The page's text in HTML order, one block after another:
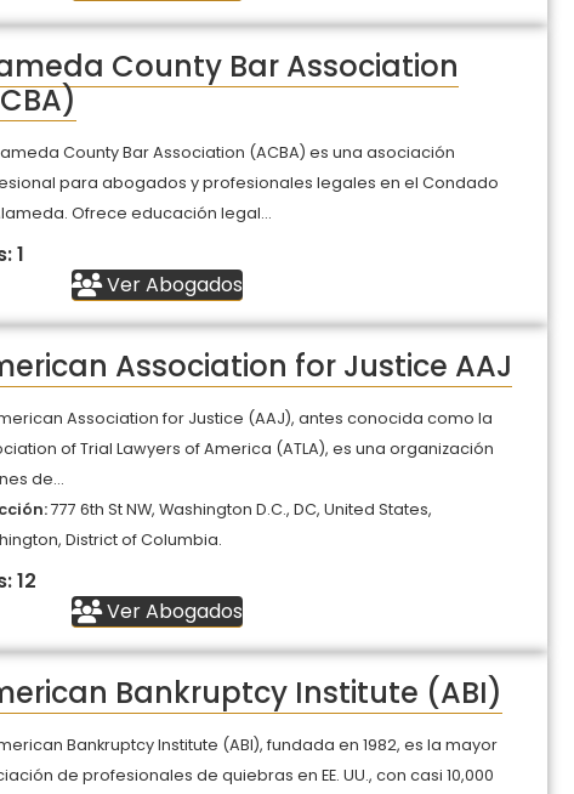
County Bar Association
County Bar Association (ACBA) es una asociación
para abogados y profesionales legales en el Condado
Ofrece educación legal...
1
Ver Abogados
Association for Justice AAJ
Association for Justice (AAJ), antes conocida como la
of Trial Lawyers of America (ATLA), es una organización
de...
777 6th St NW, Washington D.C., DC, United States,
District of Columbia.
12
Ver Abogados
Bankruptcy Institute (ABI)
Bankruptcy Institute (ABI), fundada en 1982, es la mayor
de profesionales de quiebras en EE. UU., con casi 10,000